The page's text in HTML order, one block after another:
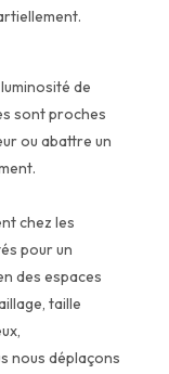
de
sont proches
ou abattre un
chez les
pour un
des espaces
taille
nous déplaçons